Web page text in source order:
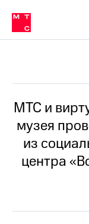
Медиа-центр
и акционерам
Устойчивое
Комплаенс и деловая
Карьера
История
региона
в МТС
Пресс-
релизы
МТС
о
МТС и
музея
из
центра